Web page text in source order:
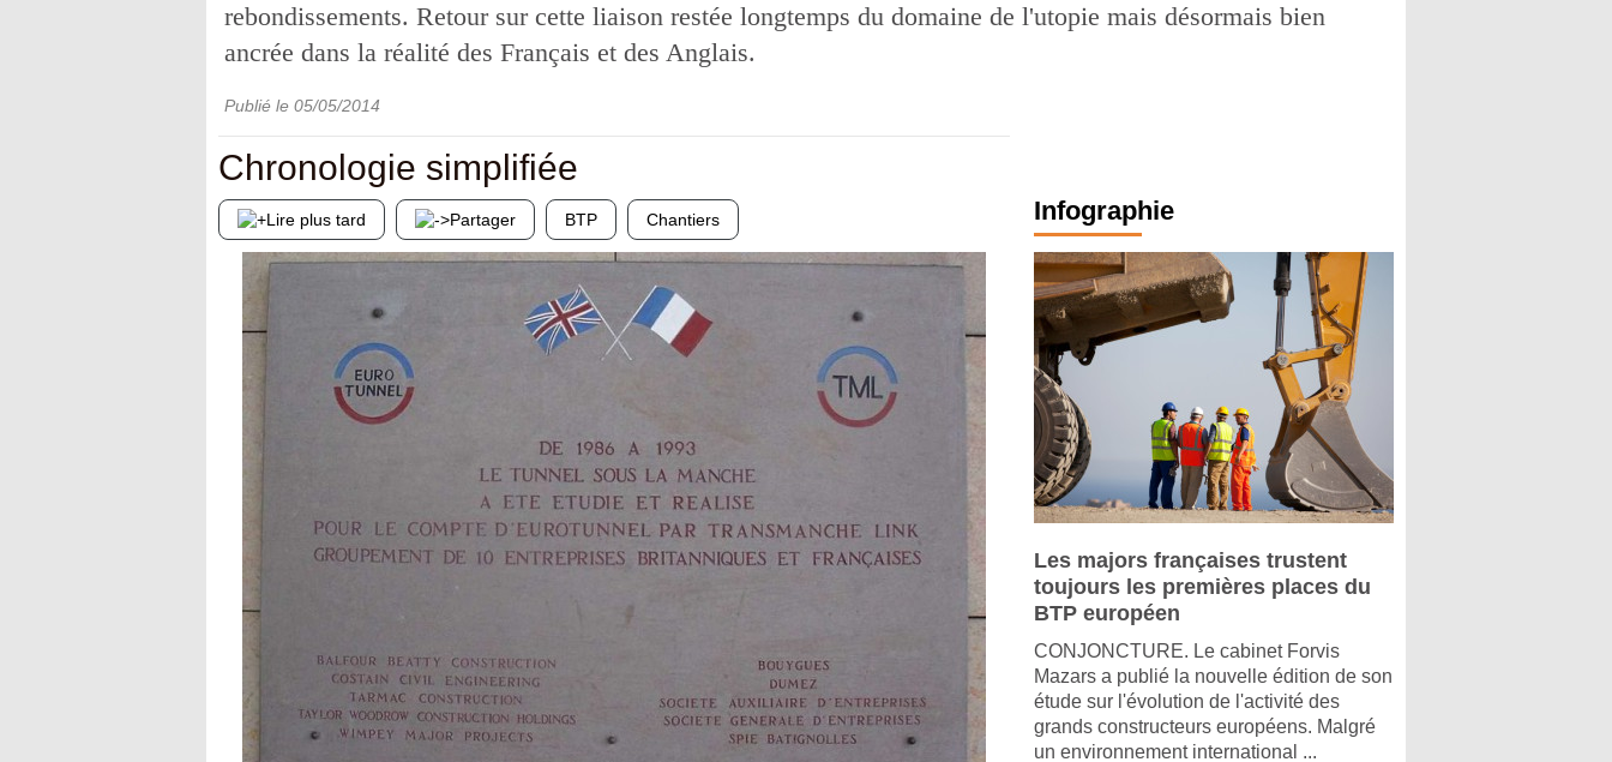
rebondissements. Retour sur cette liaison restée longtemps du domaine de l'utopie mais désormais bien
ancrée dans la réalité des Français et des Anglais.
Publié le 05/05/2014
Chronologie simplifiée
Lire plus tard Partager BTP Chantiers Infographie
Les majors françaises trustent
toujours les premières places du
BTP européen
CONJONCTURE. Le cabinet Forvis
Mazars a publié la nouvelle édition de son
étude sur l'évolution de l'activité des
grands constructeurs européens. Malgré
un environnement international ...